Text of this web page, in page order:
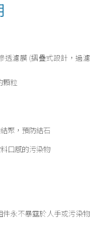
透濾膜 (摺疊式設計，過濾
顆粒
聚，預防結石
口感的污染物
永不暴露於人手或污染物